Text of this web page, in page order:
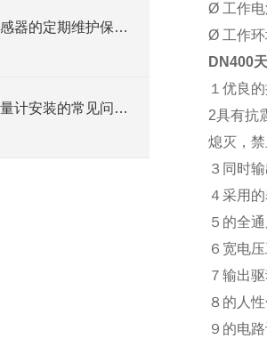
法兰型高温传感器的定期维护保养方法及其重要性分享
插入式涡街流量计安装的常见问题与解决方案
Ø 工作
Ø 工作
DN400
１优良
2具有抗
熄灭，
３同时
４采用
５的全
６宽电
７输出
８的人
９的电